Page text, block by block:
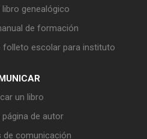
libro genealógico
de formación
folleto escolar para instituto
un libro
página de autor
de comunicación